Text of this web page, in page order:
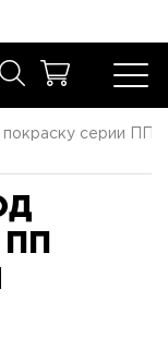
серии ПП